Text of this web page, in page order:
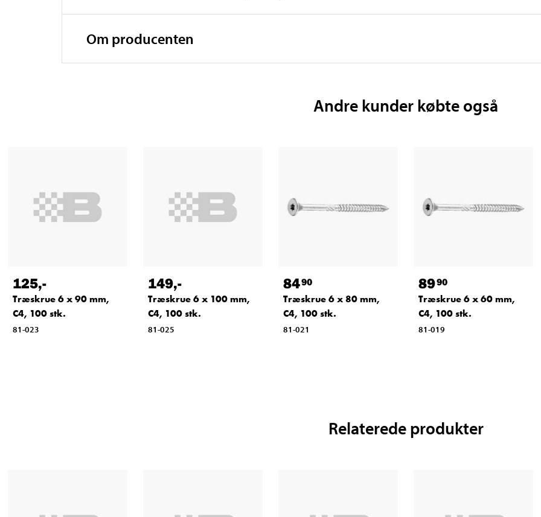
Om producenten
Andre kunder købte også
125,-
Træskrue 6 x 90 mm,
C4, 100 stk.
81-023
149,-
Træskrue 6 x 100 mm,
C4, 100 stk.
81-025
8490
Træskrue 6 x 80 mm,
C4, 100 stk.
81-021
8990
Træskrue 6 x 60 mm,
C4, 100 stk.
81-019
Relaterede produkter